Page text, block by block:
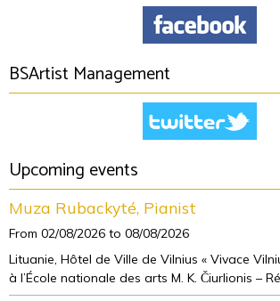
BSArtist Management
Upcoming events
Muza Rubackyté, Pianist
From 02/08/2026 to 08/08/2026
Lituanie, Hôtel de Ville de Vilnius « Vivace
à l’École nationale des arts M. K. Čiurlionis –